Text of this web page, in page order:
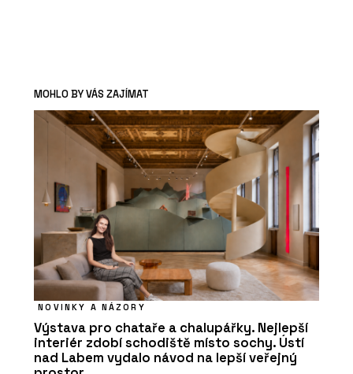
MOHLO BY VÁS ZAJÍMAT
NOVINKY A NÁZORY
Výstava pro chataře a chalupářky. Nejlepší
interiér zdobí schodiště místo sochy. Ústí
nad Labem vydalo návod na lepší veřejný